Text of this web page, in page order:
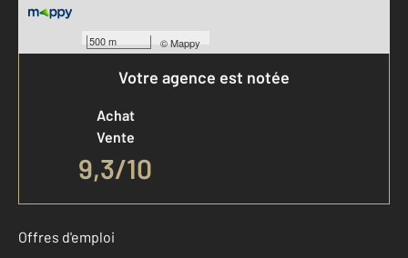
500 m ©Mappy
Votre agence est notée
Achat
Vente
9,3/10
Offres d'emploi